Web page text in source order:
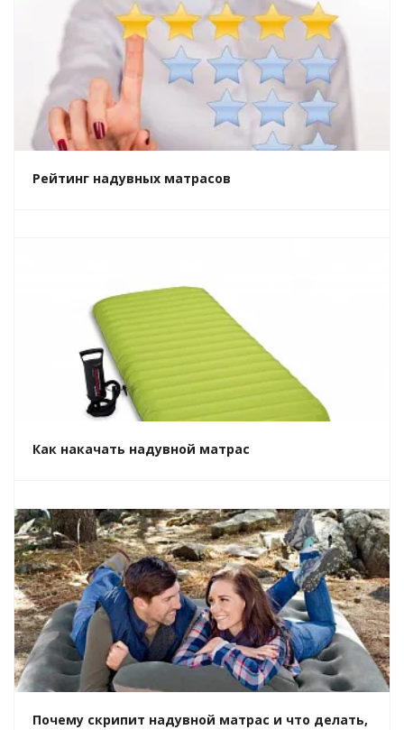
Рейтинг надувных матрасов
Как накачать надувной матрас
Почему скрипит надувной матрас и что делать,